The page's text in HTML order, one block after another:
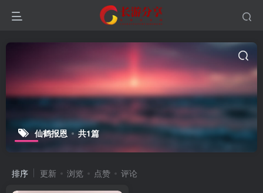
仙鹤报恩 共1篇
排序 更新 浏览 点赞 评论